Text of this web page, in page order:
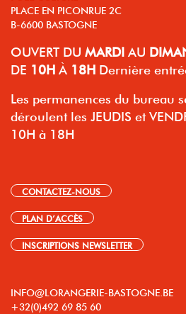
PLACE EN PICONRUE 2C
B-6600 BASTOGNE
OUVERT DU MARDI AU
DE 10H À 18H Dernière
Les permanences du bureau
déroulent les JEUDIS et
10H à 18H
CONTACTEZ-NOUS
PLAN D’ACCÈS
INSCRIPTIONS NEWSLETTER
INFO@LORANGERIE-BASTOGNE.BE
+32(0)492 69 85 60